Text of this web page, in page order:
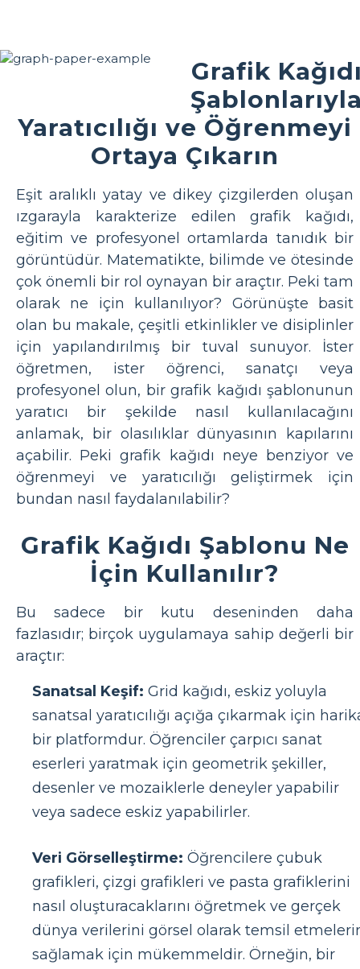
Grafik
Yaratıcılığı ve Öğrenmeyi
Ortaya Çıkarın
Eşit aralıklı yatay ve dikey çizgilerden oluşan
ızgarayla karakterize edilen grafik kağıdı,
eğitim ve profesyonel ortamlarda tanıdık bir
görüntüdür. Matematikte, bilimde ve ötesinde
çok önemli bir rol oynayan bir araçtır. Peki tam
olarak ne için kullanılıyor? Görünüşte basit
olan bu makale, çeşitli etkinlikler ve disiplinler
için yapılandırılmış bir tuval sunuyor. İster
öğretmen, ister öğrenci, sanatçı veya
profesyonel olun, bir grafik kağıdı şablonunun
yaratıcı bir şekilde nasıl kullanılacağını
anlamak, bir olasılıklar dünyasının kapılarını
açabilir. Peki grafik kağıdı neye benziyor ve
öğrenmeyi ve yaratıcılığı geliştirmek için
bundan nasıl faydalanılabilir?
Grafik Kağıdı Şablonu Ne
İçin Kullanılır?
Bu sadece bir kutu deseninden daha
fazlasıdır; birçok uygulamaya sahip değerli bir
araçtır:
Sanatsal Keşif: Grid kağıdı, eskiz yoluyla
sanatsal yaratıcılığı açığa çıkarmak için
bir platformdur. Öğrenciler çarpıcı sanat
eserleri yaratmak için geometrik şekiller,
desenler ve mozaiklerle deneyler yapabilir
veya sadece eskiz yapabilirler.
Veri Görselleştirme: Öğrencilere çubuk
grafikleri, çizgi grafikleri ve pasta grafiklerini
nasıl oluşturacaklarını öğretmek ve gerçek
dünya verilerini görsel olarak temsil
sağlamak için mükemmeldir. Örneğin, bir